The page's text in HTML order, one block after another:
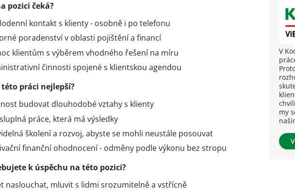
V
my
pozici čeká?
kontakt s klienty - osobně i po telefonu
poradenství v oblasti pojištění a financí
klientům s výběrem vhodného řešení na míru
činnosti spojené s klientskou agendou
této práci nejlepší?
budovat dlouhodobé vztahy s klienty
práce, která má výsledky
školení a rozvoj, abyste se mohli neustále posouvat
finanční ohodnocení - odměny podle výkonu bez stropu
k úspěchu na této pozici?
naslouchat, mluvit s lidmi srozumitelně a vstřícně